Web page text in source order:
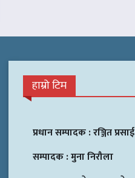
हाम्रो टिम
प्रधान सम्पादक :रञ्जित प्रसाई
सम्पादक :मुना निरौला